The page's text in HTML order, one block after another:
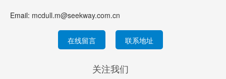
Email: mcdull.m@seekway.com.cn
在线留言 联系地址
关注我们